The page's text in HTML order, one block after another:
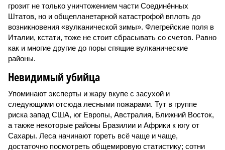
грозит не только уничтожением части Соединённых
Штатов, но и общепланетарной катастрофой вплоть до
возникновения «вулканической зимы». Флегрейские поля в
Италии, кстати, тоже не стоит сбрасывать со счетов. Равно
как и многие другие до поры спящие вулканические
районы.
Невидимый убийца
Упоминают эксперты и жару вкупе с засухой и
следующими отсюда лесными пожарами. Тут в группе
риска запад США, юг Европы, Австралия, Ближний Восток,
а также некоторые районы Бразилии и Африки к югу от
Сахары. Леса начинают гореть всё чаще и чаще,
достаточно посмотреть общемировую статистику; сотни